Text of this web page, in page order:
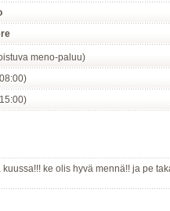
meno-paluu)
ke olis hyvä mennä!! ja pe